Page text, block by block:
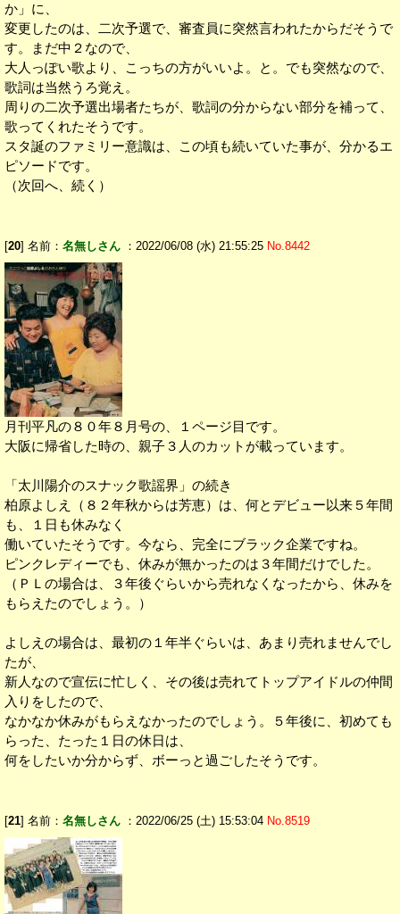
か」に、
変更したのは、二次予選で、審査員に突然言われたからだそうで
す。まだ中２なので、
大人っぽい歌より、こっちの方がいいよ。と。でも突然なので、
歌詞は当然うろ覚え。
周りの二次予選出場者たちが、歌詞の分からない部分を補って、
歌ってくれたそうです。
スタ誕のファミリー意識は、この頃も続いていた事が、分かるエ
ピソードです。
（次回へ、続く）
[20] 名前： 名無しさん ：2022/06/08 (水) 21:55:25 No.8442
月刊平凡の８０年８月号の、１ページ目です。
大阪に帰省した時の、親子３人のカットが載っています。
「太川陽介のスナック歌謡界」の続き
柏原よしえ（８２年秋からは芳恵）は、何とデビュー以来５年間
も、１日も休みなく
働いていたそうです。今なら、完全にブラック企業ですね。
ピンクレディーでも、休みが無かったのは３年間だけでした。
（ＰＬの場合は、３年後ぐらいから売れなくなったから、休みを
もらえたのでしょう。）
よしえの場合は、最初の１年半ぐらいは、あまり売れませんでし
たが、
新人なので宣伝に忙しく、その後は売れてトップアイドルの仲間
入りをしたので、
なかなか休みがもらえなかったのでしょう。５年後に、初めても
らった、たった１日の休日は、
何をしたいか分からず、ボーっと過ごしたそうです。
[21] 名前： 名無しさん ：2022/06/25 (土) 15:53:04 No.8519